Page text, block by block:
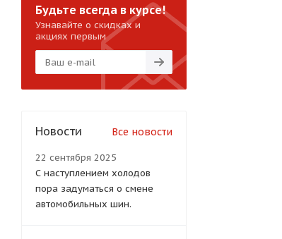
Будьте всегда в курсе!
Узнавайте о скидках и
акциях первым
Новости Все новости
22 сентября 2025
С наступлением холодов
пора задуматься о смене
автомобильных шин.